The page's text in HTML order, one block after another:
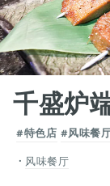
千盛炉
#特色店 #风味餐
风味餐厅